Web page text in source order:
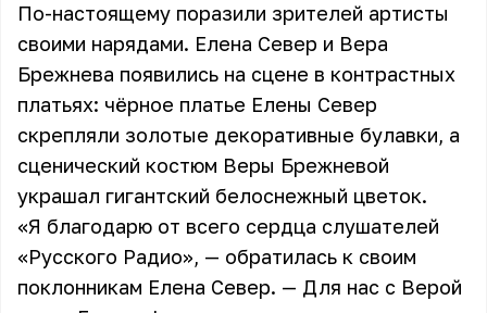
По-настоящему поразили зрителей артисты
своими нарядами. Елена Север и Вера
Брежнева появились на сцене в контрастных
платьях: чёрное платье Елены Север
скрепляли золотые декоративные булавки, а
сценический костюм Веры Брежневой
украшал гигантский белоснежный цветок.
«Я благодарю от всего сердца слушателей
«Русского Радио», — обратилась к своим
поклонникам Елена Север. — Для нас с Верой